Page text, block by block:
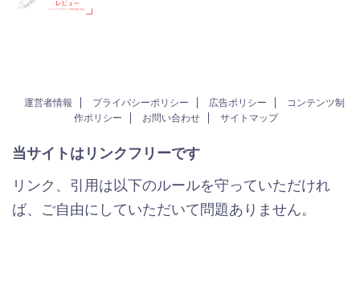
運営者情報 プライバシーポリシー 広告ポリシー
コンテンツ制
作ポリシー
お問い合わせ サイトマップ
当サイトはリンクフリーです
リンク、引用は以下のルールを守っていただけれ
ば、ご自由にしていただいて問題ありません。